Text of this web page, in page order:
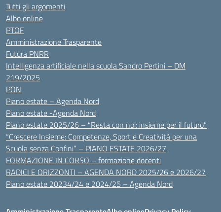
Tutti gli argomenti
Albo online
PTOF
Amministrazione Trasparente
Futura PNRR
Intelligenza artificiale nella scuola Sandro Pertini – DM
219/2025
PON
Piano estate – Agenda Nord
Piano estate -Agenda Nord
Piano estate 2025/26 – “Resta con noi: insieme per il futuro”
“Crescere Insieme: Competenze, Sport e Creatività per una
Scuola senza Confini” – PIANO ESTATE 2026/27
FORMAZIONE IN CORSO – formazione docenti
RADICI E ORIZZONTI – AGENDA NORD 2025/26 e 2026/27
Piano estate 20234/24 e 2024/25 – Agenda Nord